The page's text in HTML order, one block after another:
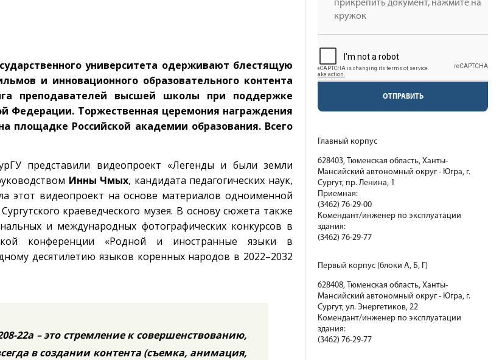
университета одерживают блестящую
и инновационного образовательного контента
преподавателей высшей школы при поддержке
Федерации. Торжественная церемония награждения
площадке Российской академии образования. Всего
представили видеопроект «Легенды и были земли
Инны Чмых, кандидата педагогических наук,
этот видеопроект на основе материалов одноименной
краеведческого музея. В основу сюжета также
и международных фотографических конкурсов в
конференции «Родной и иностранные языки в
десятилетию языков коренных народов в 2022–2032
22а – это стремление к совершенствованию,
в создании контента (съемка, анимация,
ОТПРАВИТЬ
Главный корпус
628403, Тюменская область, Ханты-
Мансийский автономный округ - Югра, г.
Сургут, пр. Ленина, 1
Приемная:
(3462) 76-29-00
Комендант/инженер по эксплуатации
здания:
(3462) 76-29-77
Первый корпус (блоки А, Б, Г)
628408, Тюменская область, Ханты-
Мансийский автономный округ - Югра, г.
Сургут, ул. Энергетиков, 22
Комендант/инженер по эксплуатации
здания:
(3462) 76-29-77